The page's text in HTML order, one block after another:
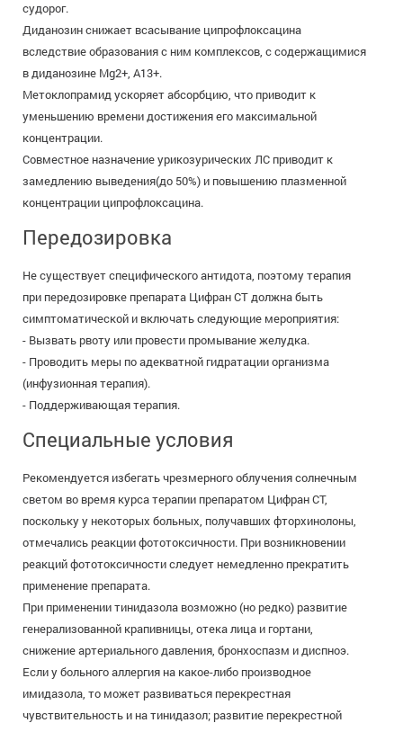
судорог.
Диданозин снижает всасывание ципрофлоксацина
вследствие образования с ним комплексов, с содержащимися
в диданозине Mg2+, А13+.
Метоклопрамид ускоряет абсорбцию, что приводит к
уменьшению времени достижения его максимальной
концентрации.
Совместное назначение урикозурических ЛC приводит к
замедлению выведения(до 50%) и повышению плазменной
концентрации ципрофлоксацина.
Передозировка
Не существует специфического антидота, поэтому терапия
при передозировке препарата Цифран СТ должна быть
симптоматической и включать следующие мероприятия:
- Вызвать рвоту или провести промывание желудка.
- Проводить меры по адекватной гидратации организма
(инфузионная терапия).
- Поддерживающая терапия.
Специальные условия
Рекомендуется избегать чрезмерного облучения солнечным
светом во время курса терапии препаратом Цифран СТ,
поскольку у некоторых больных, получавших фторхинолоны,
отмечались реакции фототоксичности. При возникновении
реакций фототоксичности следует немедленно прекратить
применение препарата.
При применении тинидазола возможно (но редко) развитие
генерализованной крапивницы, отека лица и гортани,
снижение артериального давления, бронхоспазм и диспноэ.
Если у больного аллергия на какое-либо производное
имидазола, то может развиваться перекрестная
чувствительность и на тинидазол; развитие перекрестной